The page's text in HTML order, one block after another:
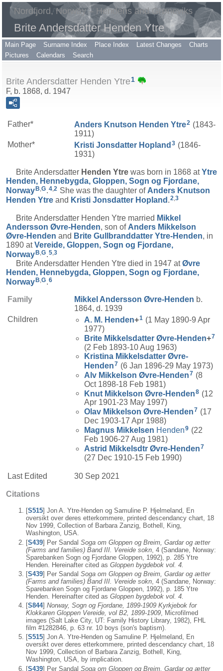
Nordfjord, Norway – Hendens and Grøneviks
Brite Andersdatter Henden Ytre
Main Page Surname Index Place Index Latest Changes
Charts
Pictures
Calendars Search
Brite Andersdatter Henden Ytre1
F, b. 1868, d. 1947
Father* Anders Knutson Henden Ytre2 (1843-
1911)
Mother*
Kristi Jonsdatter Hopland 3 (1846-
1931)
Brite Andersdatter Henden Ytre was born in 1868 atYtre
Henden, Hennebygda, Gloppen, Sogn og Fjordane,
Norway B,G.4,2 She was the daughter of Anders Knutson
Henden Ytre and Kristi Jonsdatter Hopland .2,3
Brite Andersdatter Henden Ytre married Mikkel
Andersson Øvre-Henden, son of Anders Mikkelson
Øvre-Henden and Brite Gullbranddatter Ytre-Henden, in
1890 atVereide, Gloppen, Sogn og Fjordane,
NorwayB G.5 3
Brite Andersdatter Henden Ytre died in 1947 atØvre
Henden, Hennebygda, Gloppen, Sogn og Fjordane,
NorwayB G 6
Family Mikkel Andersson Øvre-Henden b.
1864, d. 1939
Children
A. M. Henden+1 (1 May 1890-9 Apr
1977)
Brite Mikkelsdatter Øvre-Henden+7
(2 Feb 1893-10 Aug 1963)
Kristina Mikkelsdatter Øvre-
Henden7 (6 Jan 1896-29 May 1973)
Alv Mikkelson Øvre-Henden7 (8
Oct 1898-18 Feb 1981)
Knut Mikkelson Øvre-Henden8 (12
Apr 1901-23 May 1997)
Olav Mikkelson Øvre-Henden7 (17
Dec 1903-17 Apr 1988)
Magnus Mikkelsen Henden9 (22
Feb 1906-27 Aug 1981)
Astrid Mikkelsdtr Øvre-Henden7
(27 Dec 1910-15 Feb 1990)
Last Edited 30 Sep 2021
Citations
[S515] Jon A. Ytre-Henden og Samuline P. Hjelmeland, En
oversikt over deres etterkommere, printed descendancy chart, 18
Nov 1999, Collection of Barbara Zanzig, Bothell, King,
Washington, USA.
[S439] Per Sandal Soga om Gloppen og Breim, Gardar og ætter
(Farms and families) Band III. Vereide sokn , 4 (Sandane, Norway:
Sparebanken Sogn og Fjordane Gloppen, 1992), p. 285 Ytre
Henden. Hereinafter cited as Gloppen bygdebok vol. 4.
[S439] Per Sandal Soga om Gloppen og Breim, Gardar og ætter
(Farms and families) Band III. Vereide sokn , 4 (Sandane, Norway:
Sparebanken Sogn og Fjordane Gloppen, 1992), p. 185 Ytre
Henden. Hereinafter cited as Gloppen bygdebok vol. 4.
[S844] Norway, Sogn og Fjordane, 1899-1909 Kyrkjebok for
Klokkaren Gloppen Vereide, vol B2, 1899-1909, Microfilmed
images (Salt Lake City, UT: Family History Library, 1982), FHL
film #1282846, p. 63 nr. 10 boys (son's baptism).
[S515] Jon A. Ytre-Henden og Samuline P. Hjelmeland, En
oversikt over deres etterkommere, printed descendancy chart, 18
Nov 1999, Collection of Barbara Zanzig, Bothell, King,
Washington, USA, by implication.
[S439] Per Sandal Soga om Gloppen og Breim, Gardar og ætter